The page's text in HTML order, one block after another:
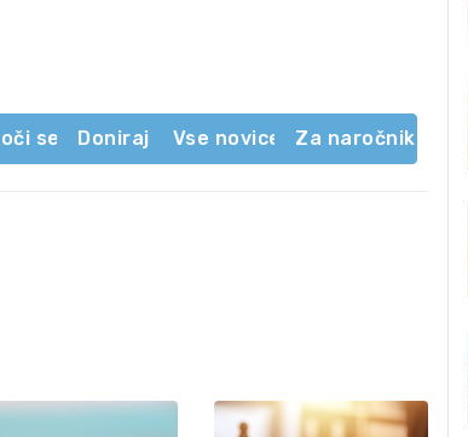
se Doniraj Vse novice Za naročnike